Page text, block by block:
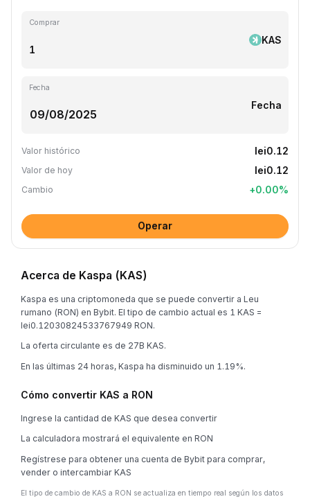
Comprar
KAS
Fecha
Fecha
Valor histórico lei0.12
Valor de hoy lei0.12
Cambio +0.00%
Operar
Acerca de Kaspa (KAS)
Kaspa es una criptomoneda que se puede convertir a Leu
rumano (RON) en Bybit. El tipo de cambio actual es 1 KAS =
lei0.12030824533767949 RON.
La oferta circulante es de 27B KAS.
En las últimas 24 horas, Kaspa ha disminuido un 1.19%.
Cómo convertir KAS a RON
Ingrese la cantidad de KAS que desea convertir
La calculadora mostrará el equivalente en RON
Regístrese para obtener una cuenta de Bybit para comprar,
vender o intercambiar KAS
El tipo de cambio de KAS a RON se actualiza en tiempo real según los datos